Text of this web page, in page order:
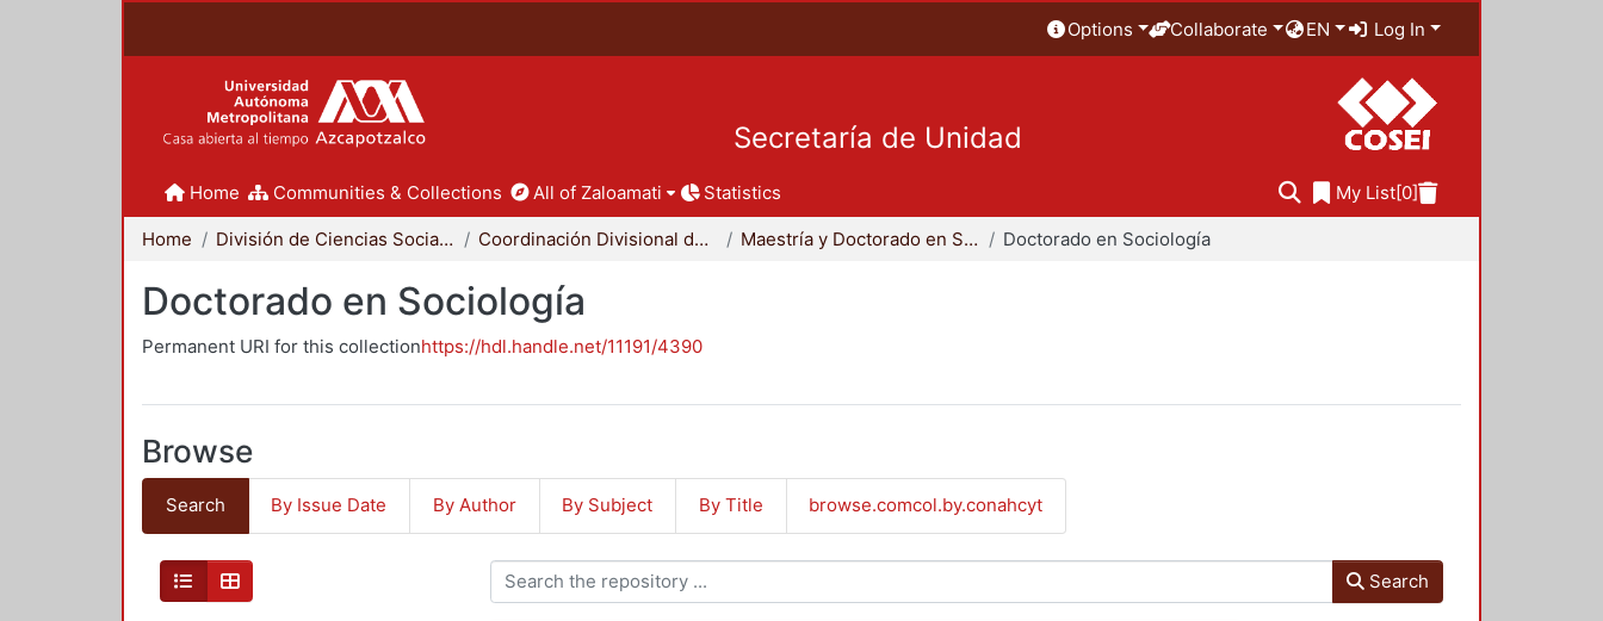
Options Collaborate EN Log In
Secretaría de Unidad
Home Communities & Collections All of Zaloamati Statistics My List[0]
Home División de Ciencias Sociales y Humanidades Coordinación Divisional de Posgrado Maestría y Doctorado en Sociología Doctorado en Sociología
Doctorado en Sociología
Permanent URI for this collectionhttps://hdl.handle.net/11191/4390
Browse
Search By Issue Date By Author By Subject By Title browse.comcol.by.conahcyt
Search